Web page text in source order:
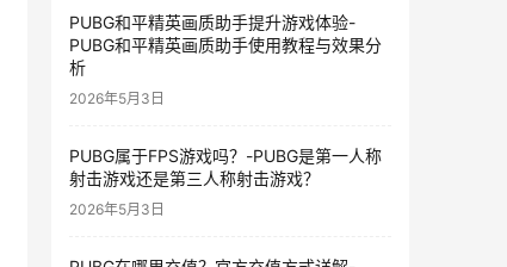
PUBG和平精英画质助手提升游戏体验-
PUBG和平精英画质助手使用教程与效果分
析
2026年5月3日
PUBG属于FPS游戏吗？-PUBG是第一人称
射击游戏还是第三人称射击游戏？
2026年5月3日